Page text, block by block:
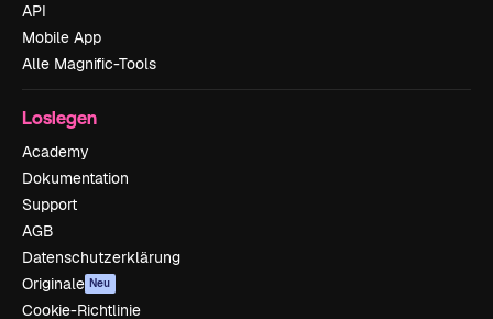
API
Mobile App
Alle Magnific-Tools
Loslegen
Academy
Dokumentation
Support
AGB
Datenschutzerklärung
Originale Neu
Cookie-Richtlinie